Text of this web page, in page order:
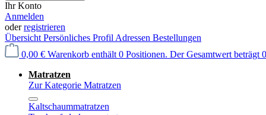
Ihr Konto
Anmelden
oderregistrieren
Übersicht Persönliches Profil Adressen Bestellungen
0,00 € Warenkorb enthält 0 Positionen. Der Gesamtwert beträgt
Matratzen
Zur Kategorie Matratzen
Kaltschaummatratzen